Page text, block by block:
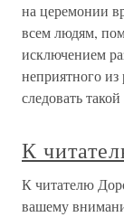
на церемонии
всем людям,
исключением
неприятного из
следовать
К
К читателю
вашему